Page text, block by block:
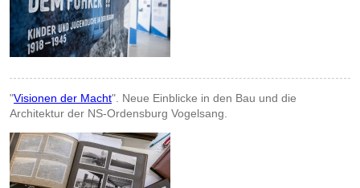
"Visionen der Macht". Neue Einblicke in den Bau und die
Architektur der NS-Ordensburg Vogelsang.